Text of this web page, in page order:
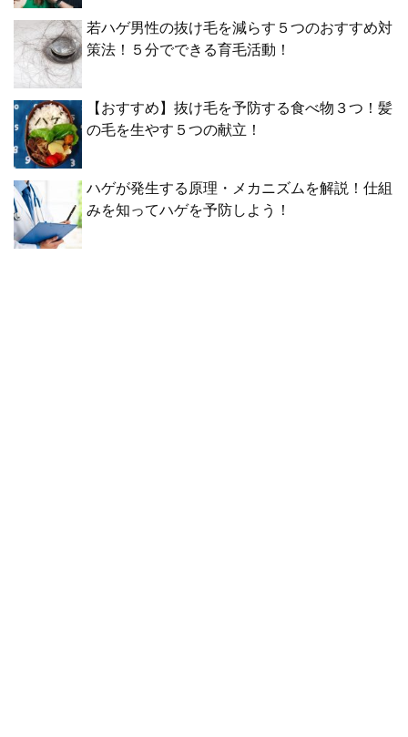
若ハゲ男性の抜け毛を減らす５つのおすすめ対
策法！５分でできる育毛活動！
【おすすめ】抜け毛を予防する食べ物３つ！髪
の毛を生やす５つの献立！
ハゲが発生する原理・メカニズムを解説！仕組
みを知ってハゲを予防しよう！